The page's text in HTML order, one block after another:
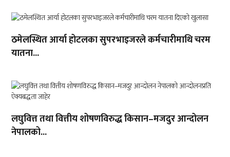
ठमेलस्थित आर्या होटलका सुपरभाइजरले कर्मचारीमाथि चरम
यातना...
लघुवित्त तथा वित्तीय शोषणविरुद्ध किसान–मजदुर आन्दोलन
नेपालको...